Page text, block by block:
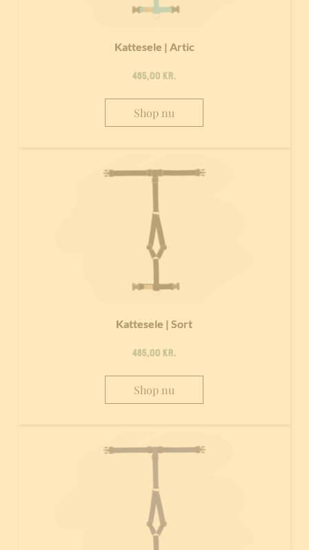
Kattesele | Artic
485,00 kr.
Shop nu
Kattesele | Sort
485,00 kr.
Shop nu